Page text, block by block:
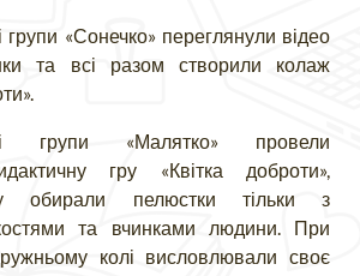
групи «Сонечко» переглянули відео
та всі разом створили колаж
групи «Малятко» провели
гру «Квітка доброти»,
обирали пелюстки тільки з
та вчинками людини. При
колі висловлювали своє